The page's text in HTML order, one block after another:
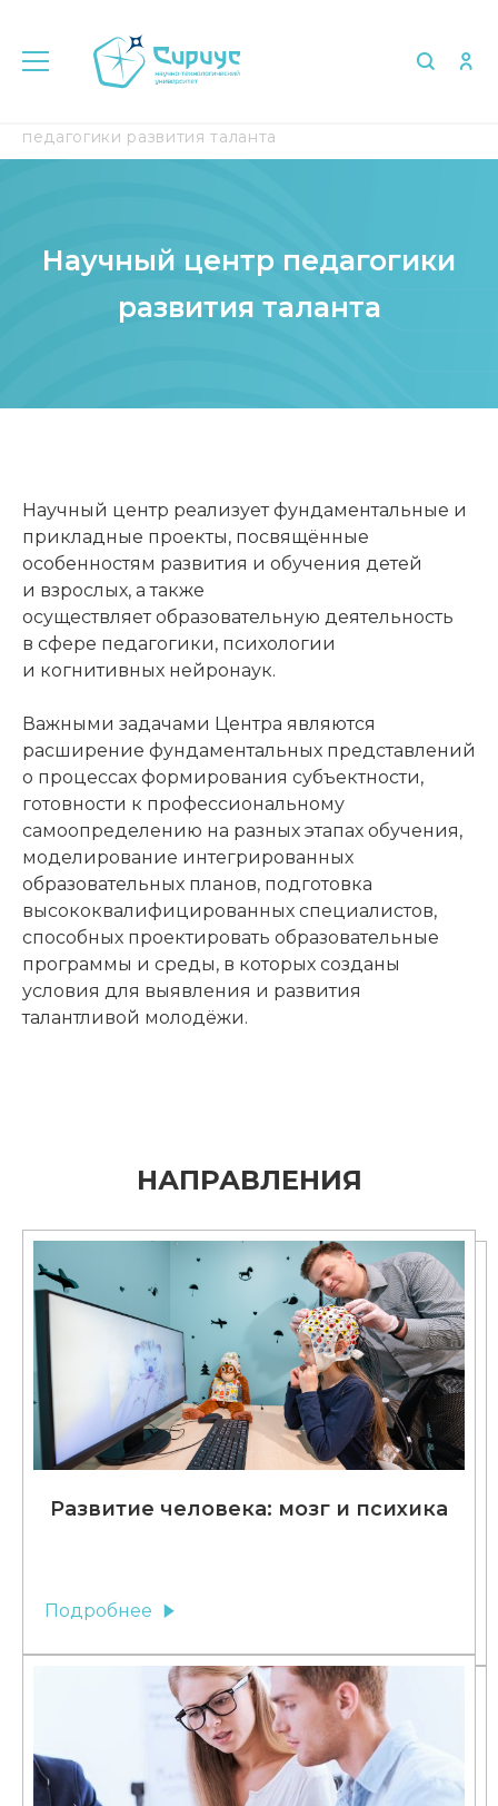
педагогики развития таланта
Научный центр педагогики
развития таланта
Научный центр реализует фундаментальные и
прикладные проекты, посвящённые
особенностям развития и обучения детей
и взрослых, а также
осуществляет образовательную деятельность
в сфере педагогики, психологии
и когнитивных нейронаук.
Важными задачами Центра являются
расширение фундаментальных представлений
о процессах формирования субъектности,
готовности к профессиональному
самоопределению на разных этапах обучения,
моделирование интегрированных
образовательных планов, подготовка
высококвалифицированных специалистов,
способных проектировать образовательные
программы и среды, в которых созданы
условия для выявления и развития
талантливой молодёжи.
НАПРАВЛЕНИЯ
Развитие человека: мозг и психика
Подробнее